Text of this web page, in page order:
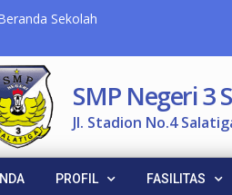
Sekolah
SMP Negeri 3
Jl. Stadion No.4
PROFIL FASILITAS